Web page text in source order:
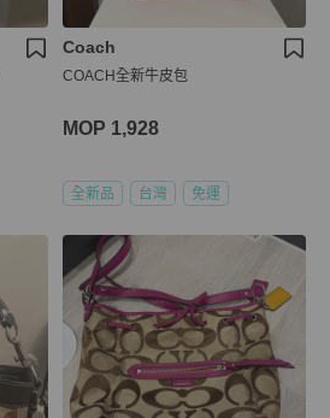
Coach
COACH全新牛皮包
MOP 1,928
全新品 台灣 免運